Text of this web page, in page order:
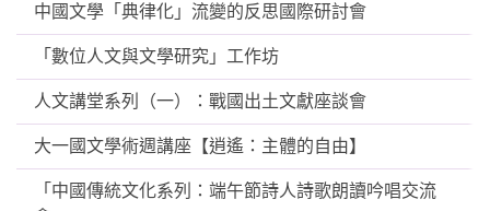
中國文學「典律化」流變的反思國際研討會
「數位人文與文學研究」工作坊
人文講堂系列（一）：戰國出土文獻座談會
大一國文學術週講座【逍遙：主體的自由】
「中國傳統文化系列：端午節詩人詩歌朗讀吟唱交流